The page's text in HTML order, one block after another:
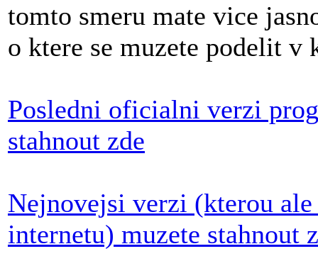
tomto smeru mate vice
o ktere se muzete podelit v
Posledni oficialni verzi
stahnout zde
Nejnovejsi verzi (kterou
internetu) muzete stahnout